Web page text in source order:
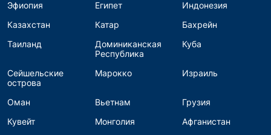
Эфиопия
Египет
Индонезия
Казахстан
Катар
Бахрейн
Таиланд
Доминиканская
Республика
Куба
Сейшельские
острова
Марокко Израиль
Оман Вьетнам
Грузия
Кувейт
Монголия
Афганистан